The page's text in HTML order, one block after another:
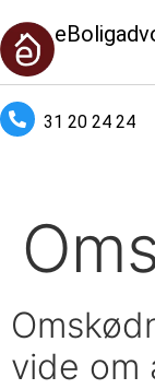
31 20 24 24
vide om